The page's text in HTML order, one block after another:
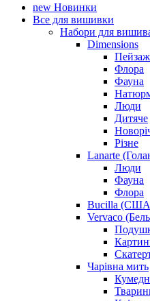
new Новинки
Все для вишивки
Набори для
Dimensions
Флора
Фауна
Люди
Дитяче
Різне
Lanarte
Люди
Фауна
Флора
Bucilla
Vervaco
Чарiвна мить